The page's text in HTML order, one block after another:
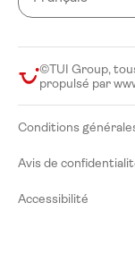
©TUI Group,
propulsé par
Conditions
Avis de
Accessibilité